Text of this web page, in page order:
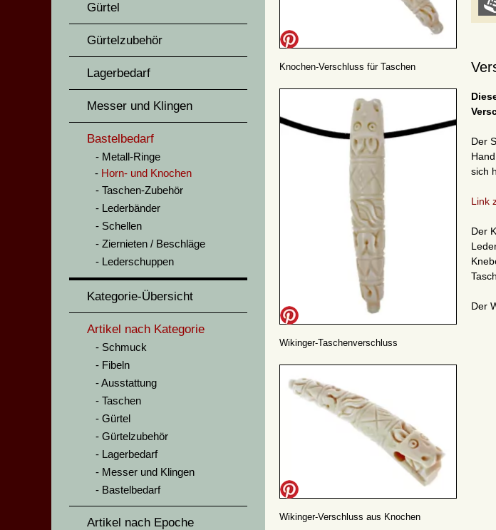
Gürtel
Gürtelzubehör
Lagerbedarf
Messer und Klingen
Bastelbedarf
Metall-Ringe
Horn- und Knochen
Taschen-Zubehör
Lederbänder
Schellen
Ziernieten / Beschläge
Lederschuppen
Kategorie-Übersicht
Artikel nach Kategorie
Schmuck
Fibeln
Ausstattung
Taschen
Gürtel
Gürtelzubehör
Lagerbedarf
Messer und Klingen
Bastelbedarf
Artikel nach Epoche
Knochen-Verschluss für Taschen
Wikinger-Taschenverschluss
Wikinger-Verschluss aus Knochen
Der
sich
Link
Der
Der